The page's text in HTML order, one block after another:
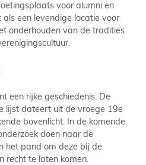
voor alumni en
een levendige locatie voor
onderhouden van de tradities
een rijke geschiedenis. De
lijst dateert uit de vroege 19e
bovenlicht. In de komende
doen naar de
het pand om deze bij de
recht te laten komen.